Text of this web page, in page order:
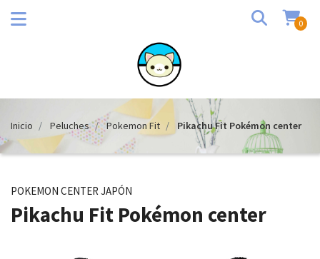
0
Inicio Peluches Pokemon Fit Pikachu Fit Pokémon center
POKEMON CENTER JAPÓN
Pikachu Fit Pokémon center